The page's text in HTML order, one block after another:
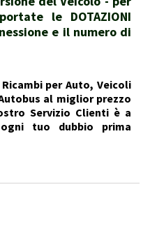
le DOTAZIONI
e il numero di
per Auto, Veicoli
al miglior prezzo
Servizio Clienti è a
tuo dubbio prima